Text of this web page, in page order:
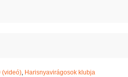
(videó), Harisnyavirágosok klubja